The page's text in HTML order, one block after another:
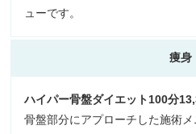
ューです。
痩身
ハイパー骨盤ダイエット100分
骨盤部分にアプローチした施術メ